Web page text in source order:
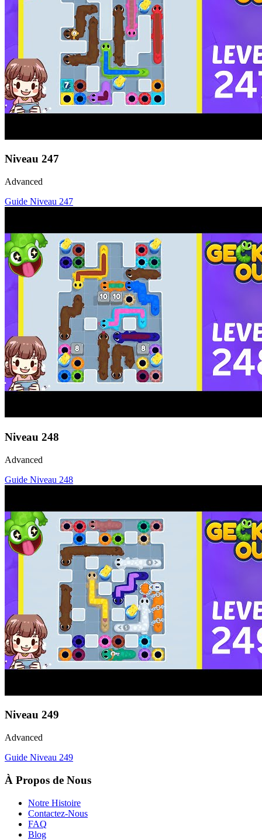
Niveau 247
Advanced
Guide Niveau 247
Niveau 248
Advanced
Guide Niveau 248
Niveau 249
Advanced
Guide Niveau 249
À Propos de Nous
Notre Histoire
Contactez-Nous
FAQ
Blog